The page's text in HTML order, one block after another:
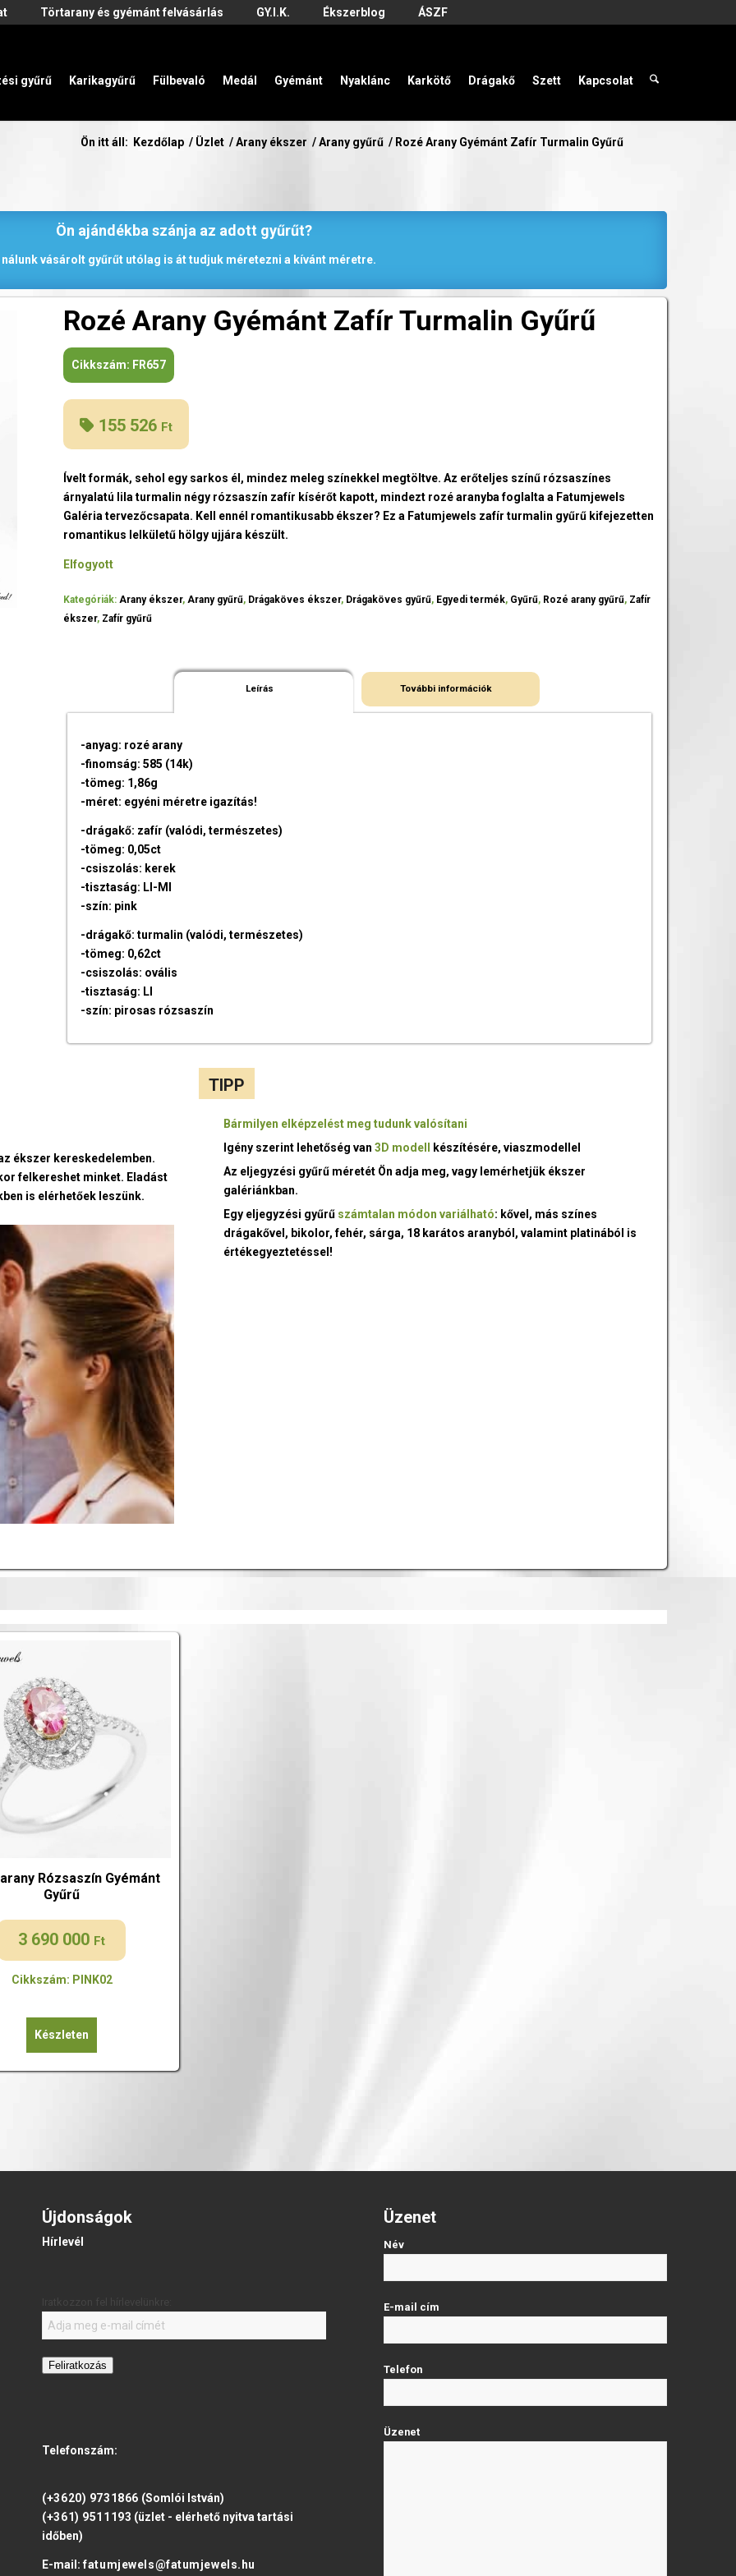
Törtarany és gyémánt felvásárlás GY.I.K. Ékszerblog ÁSZF
gyűrű Karikagyűrű Fülbevaló Medál Gyémánt Nyaklánc Karkötő Drágakő Szett Kapcsolat
Ön itt áll: Kezdőlap / Üzlet / Arany ékszer / Arany gyűrű / Rozé Arany Gyémánt Zafír Turmalin Gyűrű
Ön ajándékba szánja az adott gyűrűt?
nálunk vásárolt gyűrűt utólag is át tudjuk méretezni a kívánt méretre.
Rozé Arany Gyémánt Zafír Turmalin Gyűrű
Cikkszám: FR657
155 526 Ft
Ívelt formák, sehol egy sarkos él, mindez meleg színekkel megtöltve. Az erőteljes színű rózsaszínes
árnyalatú lila turmalin négy rózsaszín zafír kísérőt kapott, mindezt rozé aranyba foglalta a Fatumjewels
Galéria tervezőcsapata. Kell ennél romantikusabb ékszer? Ez a Fatumjewels zafír turmalin gyűrű kifejezetten
romantikus lelkületű hölgy ujjára készült.
Elfogyott
Kategóriák:Arany ékszer,Arany gyűrű, Drágaköves ékszer, Drágaköves gyűrű, Egyedi termék, Gyűrű, Rozé arany gyűrű, Zafír
ékszer, Zafír gyűrű
Leírás További információk
-anyag: rozé arany
-finomság: 585 (14k)
-tömeg: 1,86g
-méret: egyéni méretre igazítás!
-drágakő: zafír (valódi, természetes)
-tömeg: 0,05ct
-csiszolás: kerek
-tisztaság: LI-MI
-szín: pink
-drágakő: turmalin (valódi, természetes)
-tömeg: 0,62ct
-csiszolás: ovális
-tisztaság: LI
-szín: pirosas rózsaszín
ékszer kereskedelemben.
felkereshet minket. Eladást
is elérhetőek leszünk.
TIPP
Bármilyen elképzelést meg tudunk valósítani
Igény szerint lehetőség van3D modell
készítésére, viaszmodellel
Az eljegyzési gyűrű méretét Ön adja meg, vagy lemérhetjük ékszer
galériánkban.
Egy eljegyzési gyűrű számtalan módon variálható: kővel, más színes
drágakővel, bikolor, fehér, sárga, 18 karátos aranyból, valamint platinából is
értékegyeztetéssel!
Rózsaszín Gyémánt
Gyűrű
3 690 000 Ft
Cikkszám: PINK02
Készleten
Újdonságok
Hírlevél
Feliratkozás
Telefonszám:
(+3620) 9731866 (Somlói István)
(+361) 9511193 (üzlet - elérhető nyitva tartási
időben)
E-mail:fatumjewels@fatumjewels.hu
Üzenet
Név
E-mail cím
Telefon
Üzenet